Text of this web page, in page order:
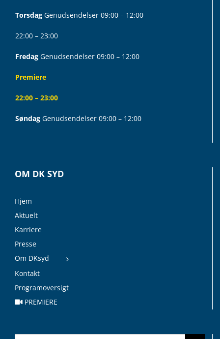
Torsdag Genudsendelser 09:00 – 12:00
22:00 – 23:00
Fredag Genudsendelser 09:00 – 12:00
Premiere
22:00 – 23:00
Søndag Genudsendelser 09:00 – 12:00
OM DK SYD
Hjem
Aktuelt
Karriere
Presse
Om DKsyd
Kontakt
Programoversigt
PREMIERE